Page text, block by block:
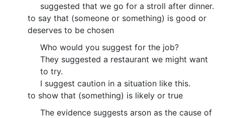
suggested that we go for a stroll after dinner.
to say that (someone or something) is good or
deserves to be chosen
Who would you suggest for the job?
They suggested a restaurant we might want
to try.
I suggest caution in a situation like this.
to show that (something) is likely or true
The evidence suggests arson as the cause of